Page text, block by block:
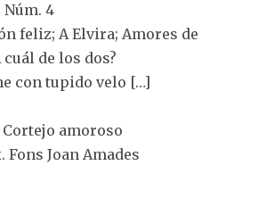
Núm. 4
feliz; A Elvira; Amores de
de los dos?
con tupido velo […]
Cortejo amoroso
Fons Joan Amades